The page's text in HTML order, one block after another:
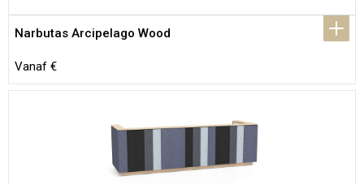
Narbutas Arcipelago Wood
Vanaf €